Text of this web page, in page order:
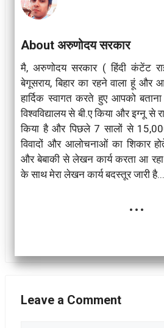
About अरुणोदय सरकार
मै, अरुणोदय सरकार ( हिंदी कंटेंट
बेगूसराय, बिहार का रहने वाला हूं और
हार्दिक स्वागत करते हुए आपको
विश्वविद्यालय से बी.ए किया और इग्नू से
किया है और पिछले 7 सालों से
विवादों और आलोचनाओं का शिकार
और बेबाकी से लेखन कार्य करता आ
के साथ मेरा लेखन कार्य बदस्तूर जारी
...
Leave a Comment